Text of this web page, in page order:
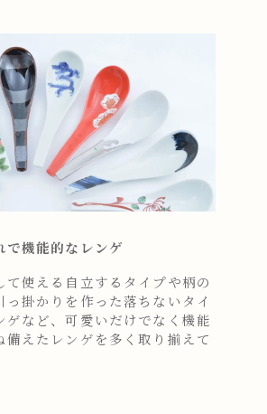
で機能的なレンゲ
て使える自立するタイプや柄の
っ掛かりを作った落ちないタイ
ゲなど、可愛いだけでなく機能
備えたレンゲを多く取り揃えて